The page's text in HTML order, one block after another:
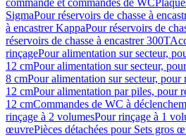
commande et commandes de WC
SigmaPour réservoirs de chasse à
à encastrer KappaPour réservoirs de
réservoirs de chasse à encastrer 300T
rinçagePour alimentation sur secteur,
12 cmPour alimentation sur secteur,
8 cmPour alimentation sur secteur, pour
12 cmPour alimentation par piles, pour
12 cmCommandes de WC à
rinçage à 2 volumesPour rinçage à 1
œuvrePièces détachées pour Sets gros